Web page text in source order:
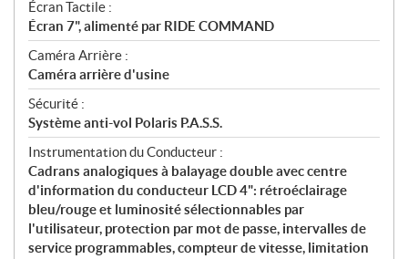
Écran Tactile :
Écran 7", alimenté par RIDE COMMAND
Caméra Arrière :
Caméra arrière d'usine
Sécurité :
Système anti-vol Polaris P.A.S.S.
Instrumentation du Conducteur :
Cadrans analogiques à balayage double avec centre
d'information du conducteur LCD 4": rétroéclairage
bleu/rouge et luminosité sélectionnables par
l'utilisateur, protection par mot de passe, intervalles de
service programmables, compteur de vitesse, limitation